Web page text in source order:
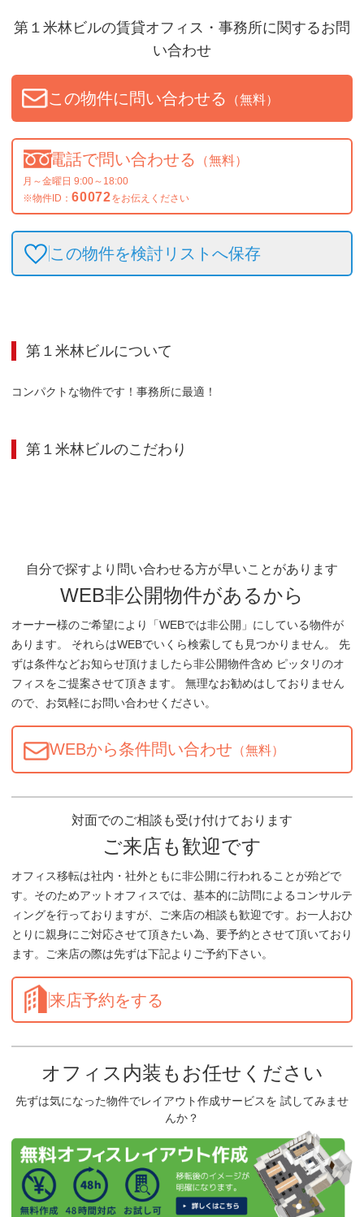
第１米林ビルの賃貸オフィス・事務所に関するお問
い合わせ
この物件に問い合わせる （無料）
電話で問い合わせる （無料）
月～金曜日 9:00～18:00
※物件ID： 60072をお伝えください
この物件を検討リストへ保存
第１米林ビルについて
コンパクトな物件です！事務所に最適！
第１米林ビルのこだわり
自分で探すより問い合わせる方が早いことがあります
WEB非公開物件があるから
オーナー様のご希望により「WEBでは非公開」にしている物件が
あります。 それらはWEBでいくら検索しても見つかりません。 先
ずは条件などお知らせ頂けましたら非公開物件含め ピッタリのオ
フィスをご提案させて頂きます。 無理なお勧めはしておりません
ので、お気軽にお問い合わせください。
WEBから条件問い合わせ （無料）
対面でのご相談も受け付けております
ご来店も歓迎です
オフィス移転は社内・社外ともに非公開に行われることが殆どで
す。そのためアットオフィスでは、基本的に訪問によるコンサルテ
ィングを行っておりますが、ご来店の相談も歓迎です。お一人おひ
とりに親身にご対応させて頂きたい為、要予約とさせて頂いており
ます。ご来店の際は先ずは下記よりご予約下さい。
来店予約をする
オフィス内装もお任せください
先ずは気になった物件でレイアウト作成サービスを 試してみませ
んか？